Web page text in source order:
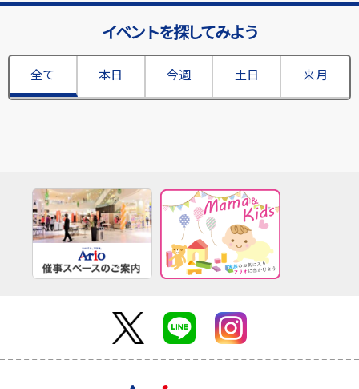
イベントを探してみよう
全て 本日 今週 土日 来月